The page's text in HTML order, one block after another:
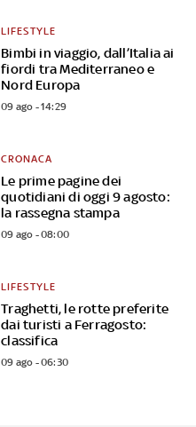
Bimbi in viaggio, dall’Italia ai
fiordi tra Mediterraneo e
Nord Europa
LIFESTYLE
09 ago - 14:29
Le prime pagine dei
quotidiani di oggi 9 agosto:
la rassegna stampa
CRONACA
09 ago - 08:00
Traghetti, le rotte preferite
dai turisti a Ferragosto:
classifica
LIFESTYLE
09 ago - 06:30